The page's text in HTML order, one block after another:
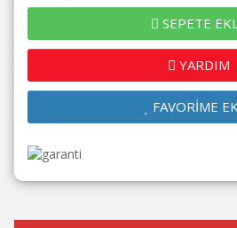
SEPETE
YARDIM
FAVORİME